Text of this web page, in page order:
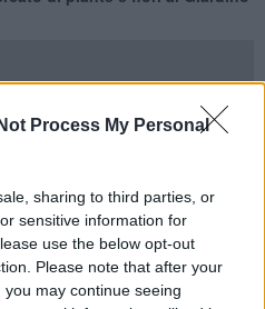
Process My Personal
sharing to third parties, or
sensitive information for
use the below opt-out
Please note that after your
may continue seeing
Società Toscana di Orticoltura e
Fiorentine Afam.
Mostra autunnale di piante e
presenti l'assessora
della Società toscana di